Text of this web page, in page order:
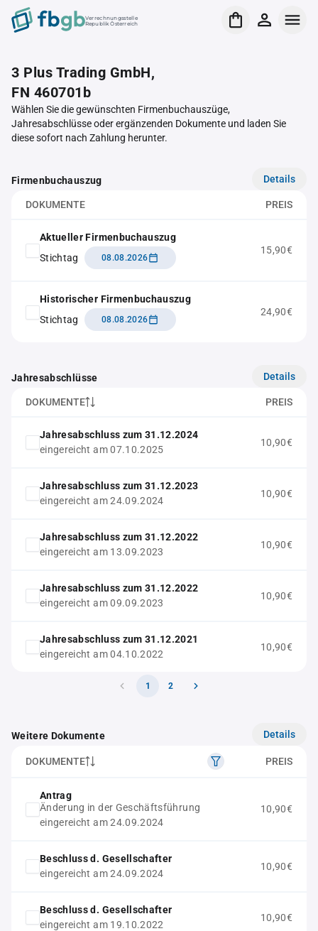
Verrechnungsstelle
Republik Österreich
3 Plus Trading GmbH,
FN 460701b
Wählen Sie die gewünschten Firmenbuchauszüge,
Jahresabschlüsse oder ergänzenden Dokumente und laden Sie
diese sofort nach Zahlung herunter.
Firmenbuchauszug Details
DOKUMENTE PREIS
Aktueller Firmenbuchauszug
Stichtag
08.08.2026
15,90€
Historischer Firmenbuchauszug
Stichtag
08.08.2026
24,90€
Jahresabschlüsse Details
DOKUMENTE PREIS
Jahresabschluss zum 31.12.2024
eingereicht am 07.10.2025
10,90€
Jahresabschluss zum 31.12.2023
eingereicht am 24.09.2024
10,90€
Jahresabschluss zum 31.12.2022
eingereicht am 13.09.2023
10,90€
Jahresabschluss zum 31.12.2022
eingereicht am 09.09.2023
10,90€
Jahresabschluss zum 31.12.2021
eingereicht am 04.10.2022
10,90€
1 2
Weitere Dokumente Details
DOKUMENTE PREIS
Antrag
Änderung in der Geschäftsführung
eingereicht am 24.09.2024
10,90€
Beschluss d. Gesellschafter
eingereicht am 24.09.2024
10,90€
Beschluss d. Gesellschafter
eingereicht am 19.10.2022
10,90€